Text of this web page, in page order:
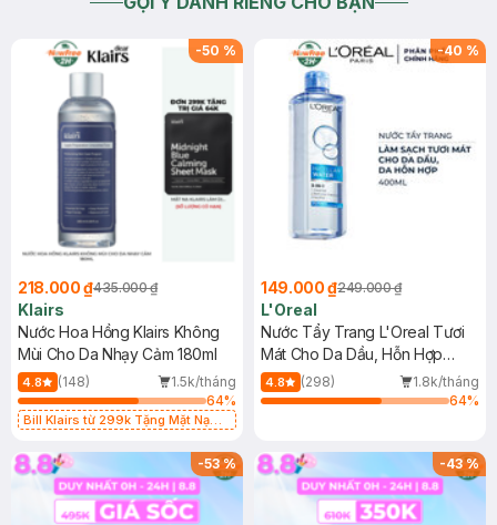
-50 %
218.000 ₫435.000 ₫
Klairs
Nước Hoa Hồng Klairs Không
Mùi Cho Da Nhạy Cảm 180ml
4.8 (148)
1.5k/tháng
64%
Bill Klairs từ 299k Tặng Mặt Nạ
25ml (SL Có Hạn)
-40 %
149.000 ₫249.000 ₫
L'Oreal
Nước Tẩy Trang L'Oreal Tươi
Mát Cho Da Dầu, Hỗn Hợp
400ml
4.8 (298)
1.8k/tháng
64%
-53% -43%